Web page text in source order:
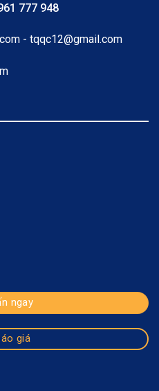
777 948
- tqqc12@gmail.com
ngay
giá